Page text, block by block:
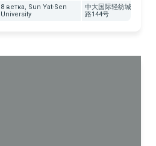
8 ветка, Sun Yat-Sen
University
中大国际轻纺城, 新港西
路144号